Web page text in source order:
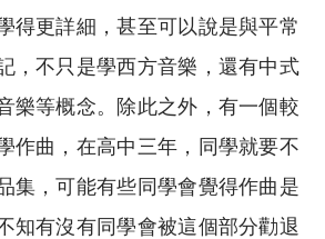
得更詳細，甚至可以說是與平常
，不只是學西方音樂，還有中式
樂等概念。除此之外，有一個較
作曲，在高中三年，同學就要不
集，可能有些同學會覺得作曲是
知有沒有同學會被這個部分勸退